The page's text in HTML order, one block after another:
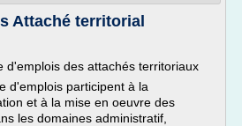
Attaché territorial
d'emplois des attachés territoriaux
d'emplois participent à la
et à la mise en oeuvre des
les domaines administratif,